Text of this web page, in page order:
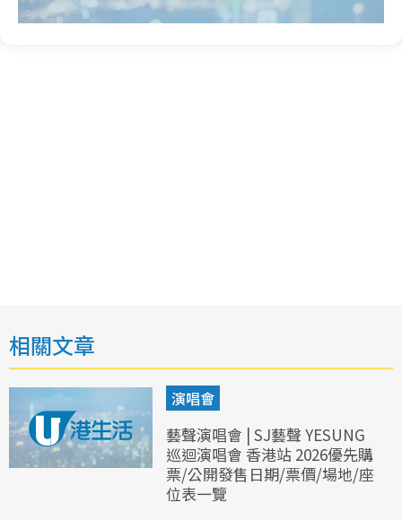
相關文章
演唱會
藝聲演唱會 | SJ藝聲 YESUNG
巡迴演唱會 香港站 2026優先購
票/公開發售日期/票價/場地/座
位表一覽